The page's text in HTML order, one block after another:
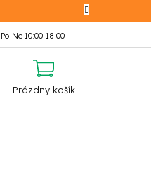
NÁKUPNÝ
Prázdny košík